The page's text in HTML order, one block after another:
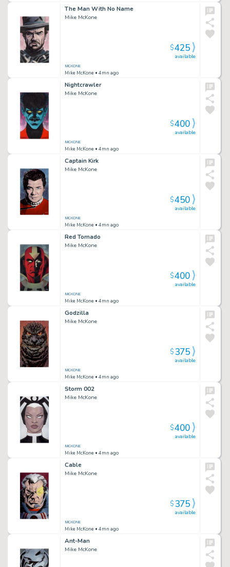
The Man With No Name
Mike McKone
Mike McKone • 4mn ago
available
$425
Nightcrawler
Mike McKone
Mike McKone • 4mn ago
available
$400
Captain Kirk
Mike McKone
Mike McKone • 4mn ago
available
$450
Red Tornado
Mike McKone
Mike McKone • 4mn ago
available
$400
Godzilla
Mike McKone
Mike McKone • 4mn ago
available
$375
Storm 002
Mike McKone
Mike McKone • 4mn ago
available
$400
Cable
Mike McKone
Mike McKone • 4mn ago
available
$375
Ant-Man
Mike McKone